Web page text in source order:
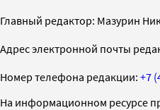
Главный редактор: Мазурин
Адрес электронной почты
Номер телефона редакции: +7
На информационном ресурсе